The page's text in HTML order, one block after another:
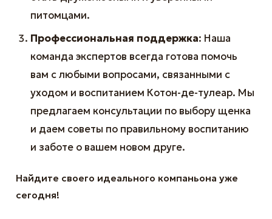
питомцами.
Профессиональная поддержка: Наша
команда экспертов всегда готова помочь
вам с любыми вопросами, связанными с
уходом и воспитанием Котон-де-тулеар. Мы
предлагаем консультации по выбору щенка
и даем советы по правильному воспитанию
и заботе о вашем новом друге.
Найдите своего идеального компаньона уже
сегодня!